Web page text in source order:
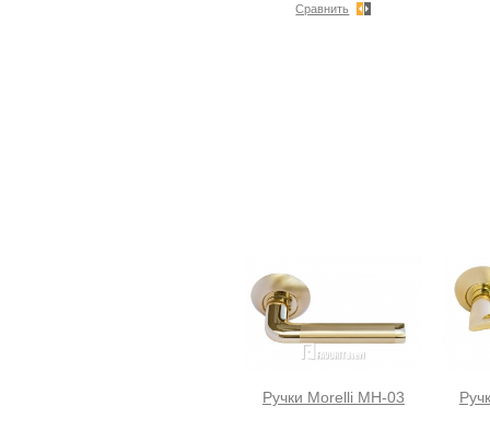
Сравнить
Ручки Morelli MH-03